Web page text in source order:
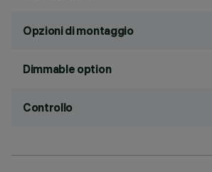
Opzioni di montaggio
Dimmable option
Controllo